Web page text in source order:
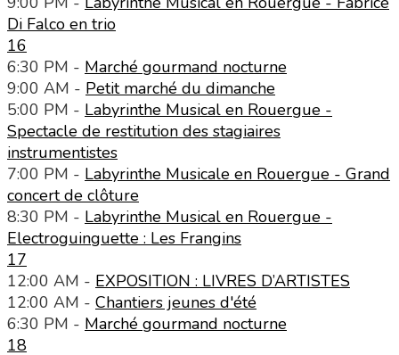
Di Falco en trio
16
6:30 PM - Marché gourmand nocturne
9:00 AM - Petit marché du dimanche
5:00 PM - Labyrinthe Musical en Rouergue -
Spectacle de restitution des stagiaires
instrumentistes
7:00 PM - Labyrinthe Musicale en Rouergue - Grand
concert de clôture
8:30 PM - Labyrinthe Musical en Rouergue -
Electroguinguette : Les Frangins
17
12:00 AM - EXPOSITION : LIVRES D’ARTISTES
12:00 AM - Chantiers jeunes d'été
6:30 PM - Marché gourmand nocturne
18